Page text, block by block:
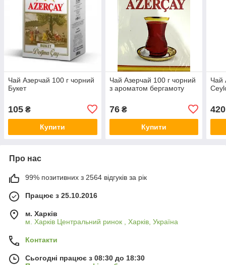
Чай Азерчай 100 г чорний
Букет
105 ₴
Купити
Чай Азерчай 100 г чорний
з ароматом бергамоту
76₴
Купити
Чай
420
Про нас
99% позитивних з 2564 відгуків за рік
Працює з 25.10.2016
м. Харків
м. Харків Центральний ринок , Харків, Україна
Контакти
Сьогодні працює з 08:30 до 18:30